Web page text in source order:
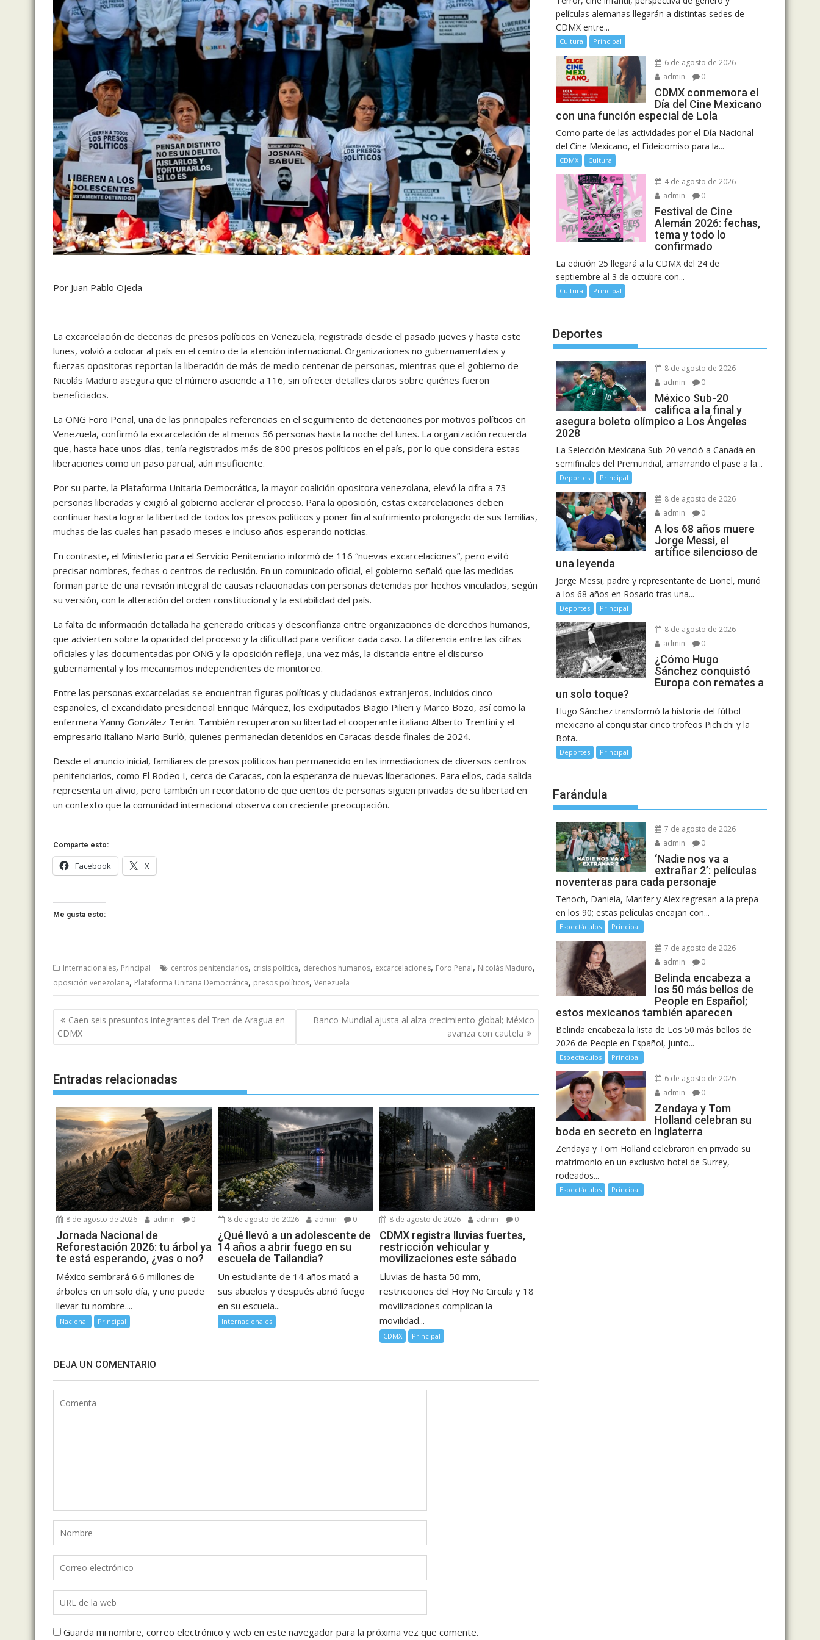
Por Juan Pablo Ojeda
La excarcelación de decenas de presos políticos en Venezuela, registrada desde el pasado jueves y hasta este
lunes, volvió a colocar al país en el centro de la atención internacional. Organizaciones no gubernamentales y
fuerzas opositoras reportan la liberación de más de medio centenar de personas, mientras que el gobierno de
Nicolás Maduro asegura que el número asciende a 116, sin ofrecer detalles claros sobre quiénes fueron
beneficiados.
La ONG Foro Penal, una de las principales referencias en el seguimiento de detenciones por motivos políticos en
Venezuela, confirmó la excarcelación de al menos 56 personas hasta la noche del lunes. La organización recuerda
que, hasta hace unos días, tenía registrados más de 800 presos políticos en el país, por lo que considera estas
liberaciones como un paso parcial, aún insuficiente.
Por su parte, la Plataforma Unitaria Democrática, la mayor coalición opositora venezolana, elevó la cifra a 73
personas liberadas y exigió al gobierno acelerar el proceso. Para la oposición, estas excarcelaciones deben
continuar hasta lograr la libertad de todos los presos políticos y poner fin al sufrimiento prolongado de sus familias,
muchas de las cuales han pasado meses e incluso años esperando noticias.
En contraste, el Ministerio para el Servicio Penitenciario informó de 116 “nuevas excarcelaciones”, pero evitó
precisar nombres, fechas o centros de reclusión. En un comunicado oficial, el gobierno señaló que las medidas
forman parte de una revisión integral de causas relacionadas con personas detenidas por hechos vinculados, según
su versión, con la alteración del orden constitucional y la estabilidad del país.
La falta de información detallada ha generado críticas y desconfianza entre organizaciones de derechos humanos,
que advierten sobre la opacidad del proceso y la dificultad para verificar cada caso. La diferencia entre las cifras
oficiales y las documentadas por ONG y la oposición refleja, una vez más, la distancia entre el discurso
gubernamental y los mecanismos independientes de monitoreo.
Entre las personas excarceladas se encuentran figuras políticas y ciudadanos extranjeros, incluidos cinco
españoles, el excandidato presidencial Enrique Márquez, los exdiputados Biagio Pilieri y Marco Bozo, así como la
enfermera Yanny González Terán. También recuperaron su libertad el cooperante italiano Alberto Trentini y el
empresario italiano Mario Burlò, quienes permanecían detenidos en Caracas desde finales de 2024.
Desde el anuncio inicial, familiares de presos políticos han permanecido en las inmediaciones de diversos centros
penitenciarios, como El Rodeo I, cerca de Caracas, con la esperanza de nuevas liberaciones. Para ellos, cada salida
representa un alivio, pero también un recordatorio de que cientos de personas siguen privadas de su libertad en
un contexto que la comunidad internacional observa con creciente preocupación.
Comparte esto:
Facebook X
Me gusta esto:
Internacionales, Principal centros penitenciarios, crisis política, derechos humanos, excarcelaciones, Foro Penal, Nicolás Maduro,
oposición venezolana, Plataforma Unitaria Democrática, presos políticos, Venezuela
Navegación
de
entradas
Caen seis presuntos integrantes del Tren de Aragua en
CDMX
Banco Mundial ajusta al alza crecimiento global; México
avanza con cautela
Entradas relacionadas
8 de agosto de 2026 admin 0
Jornada Nacional de
Reforestación 2026: tu árbol ya
te está esperando, ¿vas o no?
México sembrará 6.6 millones de
árboles en un solo día, y uno puede
llevar tu nombre....
Nacional Principal
8 de agosto de 2026 admin 0
¿Qué llevó a un adolescente de
14 años a abrir fuego en su
escuela de Tailandia?
Un estudiante de 14 años mató a
sus abuelos y después abrió fuego
en su escuela...
Internacionales
8 de agosto de 2026 admin 0
CDMX registra lluvias fuertes,
restricción vehicular y
movilizaciones este sábado
Lluvias de hasta 50 mm,
restricciones del Hoy No Circula y 18
movilizaciones complican la
movilidad...
CDMX Principal
DEJA UN COMENTARIO
Guarda mi nombre, correo electrónico y web en este navegador para la próxima vez que comente.
películas alemanas llegarán a distintas sedes de
CDMX entre...
Cultura Principal
6 de agosto de 2026
admin
0
CDMX conmemora el
Día del Cine Mexicano
con una función especial de Lola
Como parte de las actividades por el Día Nacional
del Cine Mexicano, el Fideicomiso para la...
CDMX Cultura
4 de agosto de 2026
admin
0
Festival de Cine
Alemán 2026: fechas,
tema y todo lo
confirmado
La edición 25 llegará a la CDMX del 24 de
septiembre al 3 de octubre con...
Cultura Principal
Deportes
8 de agosto de 2026
admin
0
México Sub-20
califica a la final y
asegura boleto olímpico a Los Ángeles
2028
La Selección Mexicana Sub-20 venció a Canadá en
semifinales del Premundial, amarrando el pase a la...
Deportes Principal
8 de agosto de 2026
admin
0
A los 68 años muere
Jorge Messi, el
artífice silencioso de
una leyenda
Jorge Messi, padre y representante de Lionel, murió
a los 68 años en Rosario tras una...
Deportes Principal
8 de agosto de 2026
admin
0
¿Cómo Hugo
Sánchez conquistó
Europa con remates a
un solo toque?
Hugo Sánchez transformó la historia del fútbol
mexicano al conquistar cinco trofeos Pichichi y la
Bota...
Deportes Principal
Farándula
7 de agosto de 2026
admin
0
‘Nadie nos va a
extrañar 2’: películas
noventeras para cada personaje
Tenoch, Daniela, Marifer y Alex regresan a la prepa
en los 90; estas películas encajan con...
Espectáculos Principal
7 de agosto de 2026
admin
0
Belinda encabeza a
los 50 más bellos de
People en Español;
estos mexicanos también aparecen
Belinda encabeza la lista de Los 50 más bellos de
2026 de People en Español, junto...
Espectáculos Principal
6 de agosto de 2026
admin
0
Zendaya y Tom
Holland celebran su
boda en secreto en Inglaterra
Zendaya y Tom Holland celebraron en privado su
matrimonio en un exclusivo hotel de Surrey,
rodeados...
Espectáculos Principal